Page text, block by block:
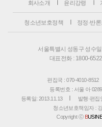
회사소개 윤리강령
청소년보호정책 정정·반
서울특별시 성동구 성수
대표전화 : 1800-6522
편집국 : 070-4010-8512
등록번호 : 서울 아
등록일: 2013.11.13
발행·편집
청소년보호책임자 :
Copyright ⓒ B